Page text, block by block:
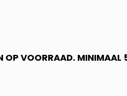
OP VOORRAAD.